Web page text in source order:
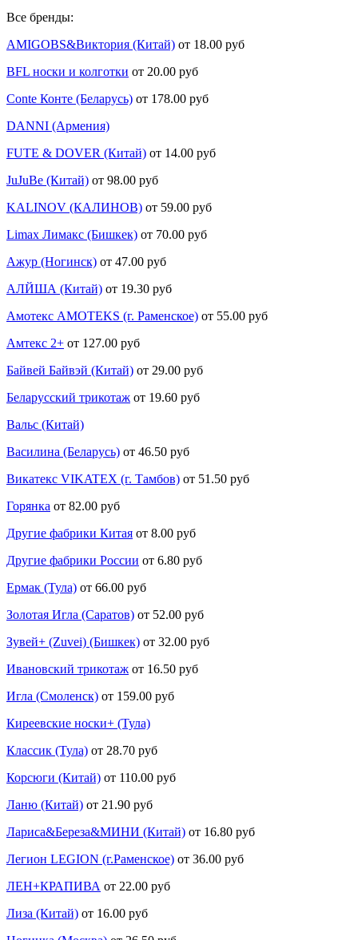
Все бренды:
AMIGOBS&Виктория (Китай) от 18.00 руб
BFL носки и колготки от 20.00 руб
Conte Конте (Беларусь) от 178.00 руб
DANNI (Армения)
FUTE & DOVER (Китай) от 14.00 руб
JuJuBe (Китай) от 98.00 руб
KALINOV (КАЛИНОВ) от 59.00 руб
Limax Лимакс (Бишкек) от 70.00 руб
Ажур (Ногинск) от 47.00 руб
АЛЙША (Китай) от 19.30 руб
Амотекс AMOTEKS (г. Раменское) от 55.00 руб
Амтекс 2+ от 127.00 руб
Байвей Байвэй (Китай) от 29.00 руб
Беларусский трикотаж от 19.60 руб
Вальс (Китай)
Василина (Беларусь) от 46.50 руб
Викатекс VIKATEX (г. Тамбов) от 51.50 руб
Горянка от 82.00 руб
Другие фабрики Китая от 8.00 руб
Другие фабрики России от 6.80 руб
Ермак (Тула) от 66.00 руб
Золотая Игла (Саратов) от 52.00 руб
Зувей+ (Zuvei) (Бишкек) от 32.00 руб
Ивановский трикотаж от 16.50 руб
Игла (Смоленск) от 159.00 руб
Киреевские носки+ (Тула)
Классик (Тула) от 28.70 руб
Корсюги (Китай) от 110.00 руб
Ланю (Китай) от 21.90 руб
Лариса&Береза&МИНИ (Китай) от 16.80 руб
Легион LEGION (г.Раменское) от 36.00 руб
ЛЕН+КРАПИВА от 22.00 руб
Лиза (Китай) от 16.00 руб